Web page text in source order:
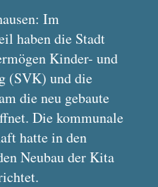
Im
haben die Stadt
Kinder- und
(SVK) und die
die neu gebaute
Die kommunale
hatte in den
Neubau der Kita